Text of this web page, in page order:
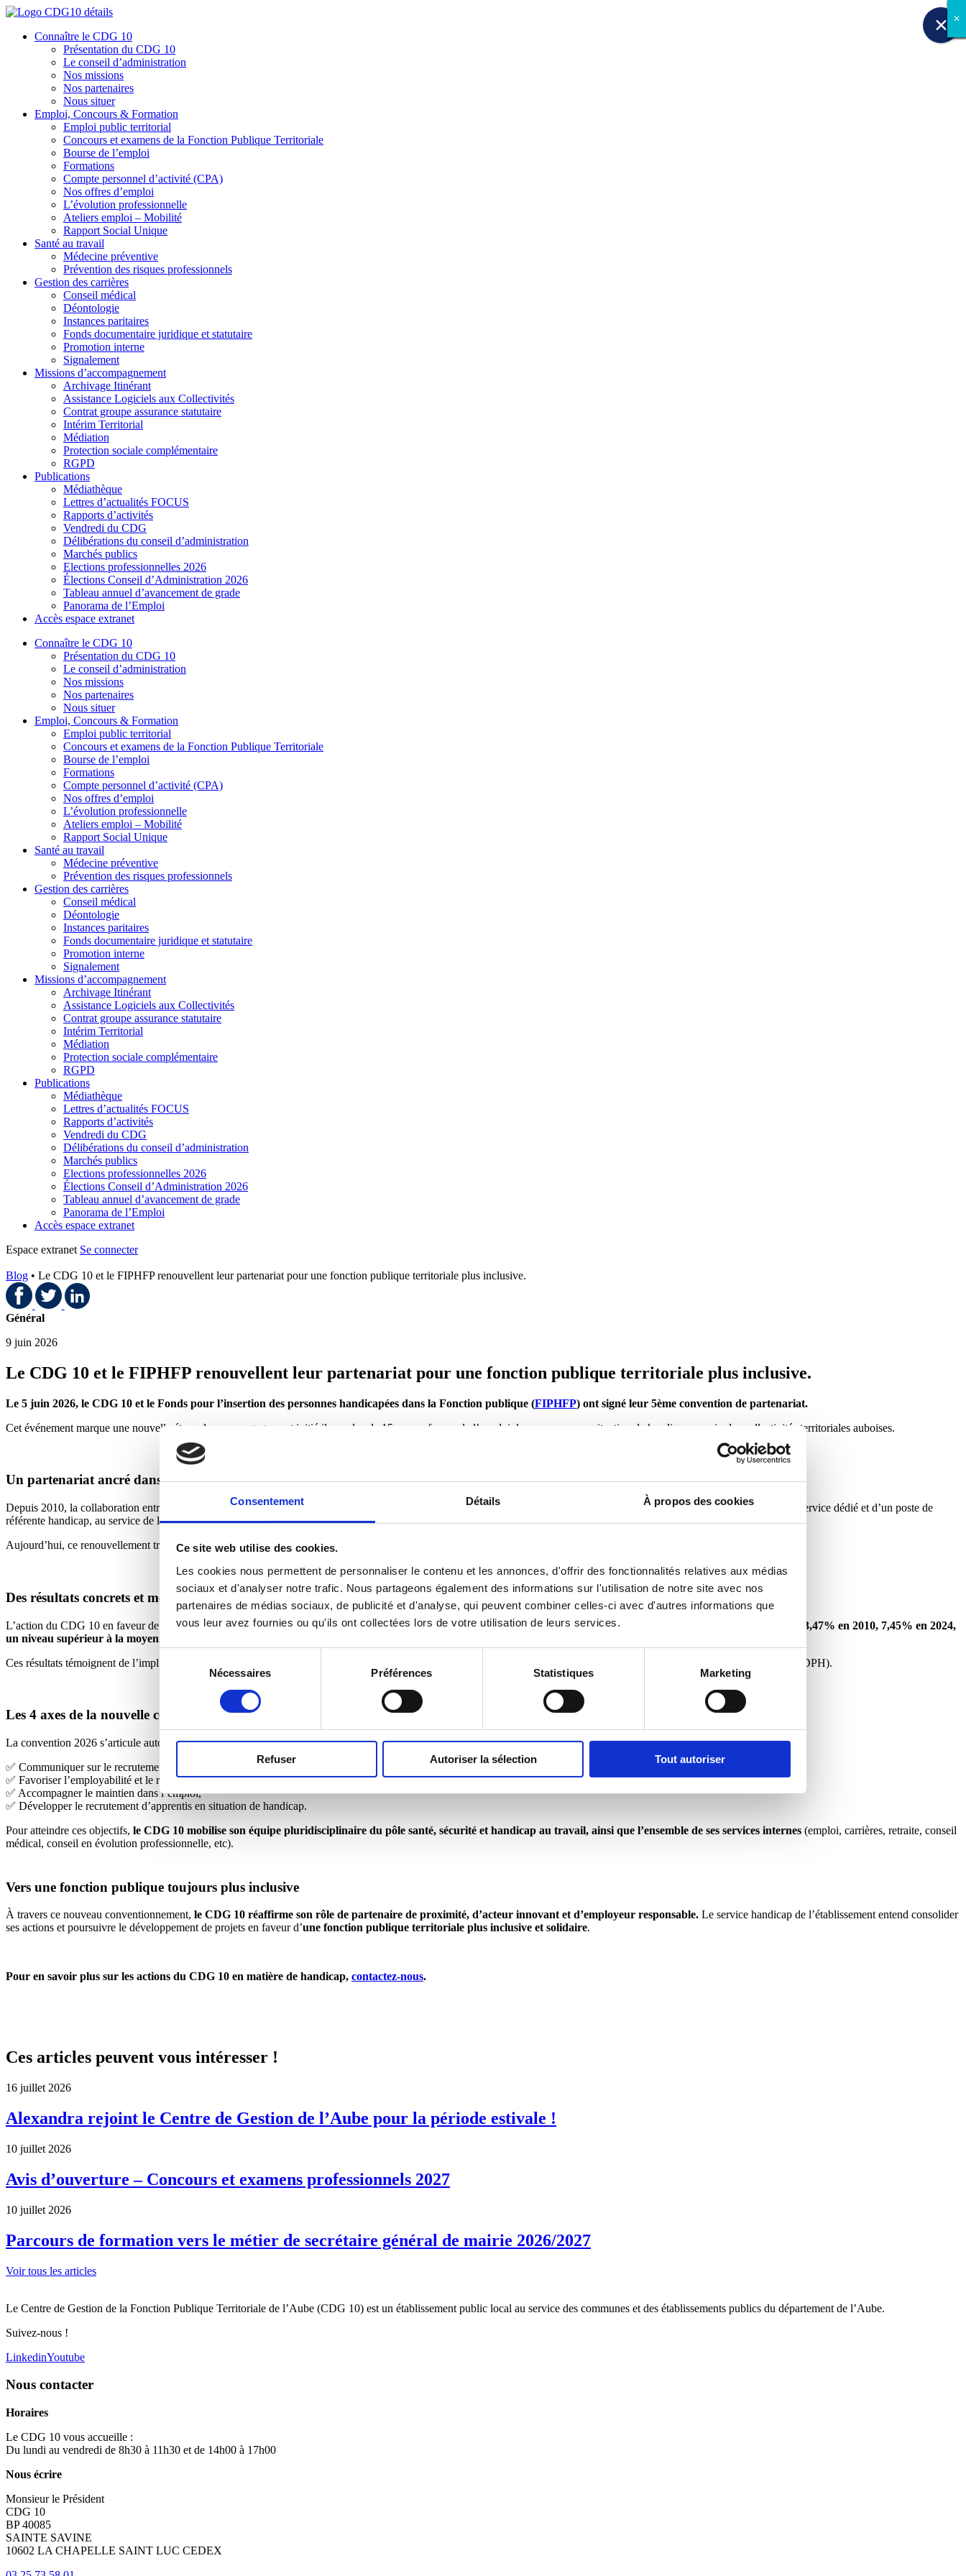
Consentement Détails À propos des cookies
Ce site web utilise des cookies.
Les cookies nous permettent de personnaliser le contenu et les annonces, d'offrir des fonctionnalités relatives aux médias
sociaux et d'analyser notre trafic. Nous partageons également des informations sur l'utilisation de notre site avec nos
partenaires de médias sociaux, de publicité et d'analyse, qui peuvent combiner celles-ci avec d'autres informations que
vous leur avez fournies ou qu'ils ont collectées lors de votre utilisation de leurs services.
consentement
Nécessaires Préférences Statistiques Marketing
Refuser Autoriser la sélection Tout autoriser
Connaître le CDG 10
Présentation du CDG 10
Le conseil d’administration
Nos missions
Nos partenaires
Nous situer
Emploi, Concours & Formation
Emploi public territorial
Concours et examens de la Fonction Publique Territoriale
Bourse de l’emploi
Formations
Compte personnel d’activité (CPA)
Nos offres d’emploi
L’évolution professionnelle
Ateliers emploi – Mobilité
Rapport Social Unique
Santé au travail
Médecine préventive
Prévention des risques professionnels
Gestion des carrières
Conseil médical
Déontologie
Instances paritaires
Fonds documentaire juridique et statutaire
Promotion interne
Signalement
Missions d’accompagnement
Archivage Itinérant
Assistance Logiciels aux Collectivités
Contrat groupe assurance statutaire
Intérim Territorial
Médiation
Protection sociale complémentaire
RGPD
Publications
Médiathèque
Lettres d’actualités FOCUS
Rapports d’activités
Vendredi du CDG
Délibérations du conseil d’administration
Marchés publics
Elections professionnelles 2026
Élections Conseil d’Administration 2026
Tableau annuel d’avancement de grade
Panorama de l’Emploi
Accès espace extranet
Connaître le CDG 10
Présentation du CDG 10
Le conseil d’administration
Nos missions
Nos partenaires
Nous situer
Emploi, Concours & Formation
Emploi public territorial
Concours et examens de la Fonction Publique Territoriale
Bourse de l’emploi
Formations
Compte personnel d’activité (CPA)
Nos offres d’emploi
L’évolution professionnelle
Ateliers emploi – Mobilité
Rapport Social Unique
Santé au travail
Médecine préventive
Prévention des risques professionnels
Gestion des carrières
Conseil médical
Déontologie
Instances paritaires
Fonds documentaire juridique et statutaire
Promotion interne
Signalement
Missions d’accompagnement
Archivage Itinérant
Assistance Logiciels aux Collectivités
Contrat groupe assurance statutaire
Intérim Territorial
Médiation
Protection sociale complémentaire
RGPD
Publications
Médiathèque
Lettres d’actualités FOCUS
Rapports d’activités
Vendredi du CDG
Délibérations du conseil d’administration
Marchés publics
Elections professionnelles 2026
Élections Conseil d’Administration 2026
Tableau annuel d’avancement de grade
Panorama de l’Emploi
Accès espace extranet
Espace extranet Se connecter
Blog • Le CDG 10 et le FIPHFP renouvellent leur partenariat pour une fonction publique territoriale plus inclusive.
Général
9 juin 2026
Le CDG 10 et le FIPHFP renouvellent leur partenariat pour une fonction publique territoriale plus inclusive.
Le 5 juin 2026, le CDG 10 et le Fonds pour l’insertion des personnes handicapées dans la Fonction publique (FIPHFP) ont signé leur 5ème convention de partenariat.
Cet événement marque une nouvelle étape dans un engagement initié il y a plus de 15 ans en faveur de l’emploi des personnes en situation de handicap au sein des collectivités territoriales auboises.
Un partenariat ancré dans la durée
Depuis 2010, la collaboration entre le CDG 10 et le FIPHFP a profondément structuré les politiques handicap dans le département. Elle a notamment conduit à la création d’un service dédié et d’un poste de
référente handicap, au service de l’ensemble des acteurs concernés : élus, encadrants, agents, organisations syndicales.
Aujourd’hui, ce renouvellement traduit la volonté commune des deux partenaires de poursuivre et d’amplifier cet engagement collectif.
Des résultats concrets et mesurables
L’action du CDG 10 en faveur de l’insertion des personnes en situation de handicap se traduit par une progression significative du taux d’emploi dans les collectivités auboises :
3,47% en 2010, 7,45% en 2024,
un niveau supérieur à la moyenne nationale (7,24%).
Ces résultats témoignent de l’implication de l’ensemble des acteurs territoriaux du département, accompagnés par le CDG 10 et ses partenaires locaux (Cap Emploi, ADAPT, MDPH).
Les 4 axes de la nouvelle convention
La convention 2026 s’articule autour de quatre priorités :
✅ Communiquer sur le recrutement et le maintien en emploi des personnes en situation de handicap,
✅ Favoriser l’employabilité et le recrutement pérenne de travailleurs handicapés dans la fonction publique,
✅ Accompagner le maintien dans l’emploi,
✅ Développer le recrutement d’apprentis en situation de handicap.
Pour atteindre ces objectifs, le CDG 10 mobilise son équipe pluridisciplinaire du pôle santé, sécurité et handicap au travail, ainsi que l’ensemble de ses services internes (emploi, carrières, retraite, conseil
médical, conseil en évolution professionnelle, etc).
Vers une fonction publique toujours plus inclusive
À travers ce nouveau conventionnement, le CDG 10 réaffirme son rôle de partenaire de proximité, d’acteur innovant et d’employeur responsable. Le service handicap de l’établissement entend consolider
ses actions et poursuivre le développement de projets en faveur d’une fonction publique territoriale plus inclusive et solidaire.
Pour en savoir plus sur les actions du CDG 10 en matière de handicap, contactez-nous.
Ces articles peuvent vous intéresser !
16 juillet 2026
Alexandra rejoint le Centre de Gestion de l’Aube pour la période estivale !
10 juillet 2026
Avis d’ouverture – Concours et examens professionnels 2027
10 juillet 2026
Parcours de formation vers le métier de secrétaire général de mairie 2026/2027
Voir tous les articles
Le Centre de Gestion de la Fonction Publique Territoriale de l’Aube (CDG 10) est un établissement public local au service des communes et des établissements publics du département de l’Aube.
Suivez-nous !
LinkedinYoutube
Nous contacter
Horaires
Le CDG 10 vous accueille :
Du lundi au vendredi de 8h30 à 11h30 et de 14h00 à 17h00
Nous écrire
Monsieur le Président
CDG 10
BP 40085
SAINTE SAVINE
10602 LA CHAPELLE SAINT LUC CEDEX
✕ ✕
✕
✕
✕
✕
✕
✕
✕